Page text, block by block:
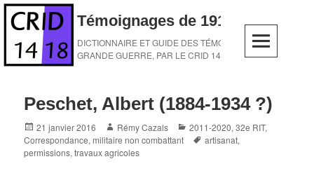
Skip
content
Témoignages de 1914-1918
DICTIONNAIRE ET GUIDE DES TÉMOINS DE LA
GRANDE GUERRE, PAR LE CRID 14-18
Peschet, Albert (1884-1934 ?)
Posted
on
21 janvier 2016 Author
Rémy Cazals Categories
2011-2020,32e RIT,
Correspondance,militaire non combattant Tags
artisanat,
permissions,travaux agricoles